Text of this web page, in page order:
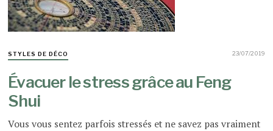
STYLES DE DÉCO 23/07/2019
Évacuer le stress grâce au Feng
Shui
Vous vous sentez parfois stressés et ne savez pas vraiment